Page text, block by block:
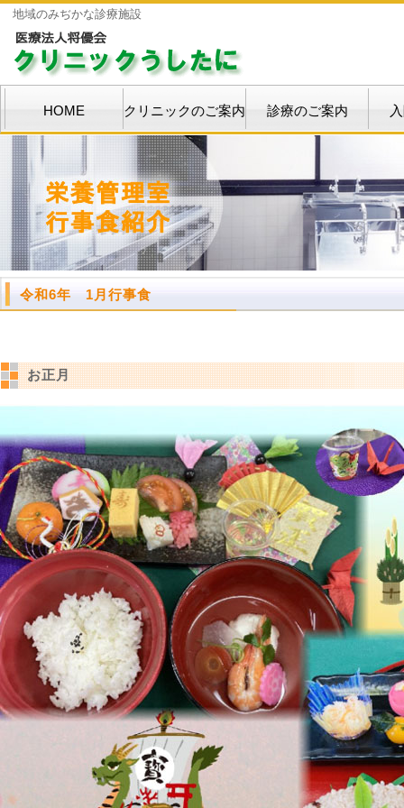
地域のみぢかな診療施設
HOME クリニックのご案内 診療のご案内
令和6年 1月行事食
お正月